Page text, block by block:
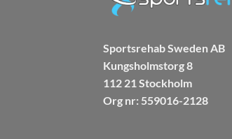
Sportsrehab Sweden AB
Kungsholmstorg 8
112 21 Stockholm
Org nr: 559016-2128